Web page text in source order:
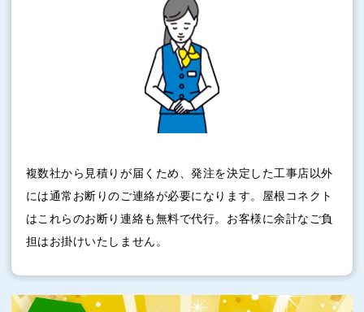
複数社から見積りが届くため、発注を決定した工事店以外
には通常お断りのご連絡が必要になります。屋根コネクト
はこれらのお断り連絡も無料で代行。お客様に余計なご負
担はお掛けいたしません。